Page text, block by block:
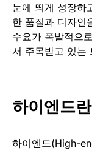
눈에 띄게 성장하
한 품질과 디자인
수요가 폭발적으
서 주목받고 있는
하이엔드
하이엔드(High-